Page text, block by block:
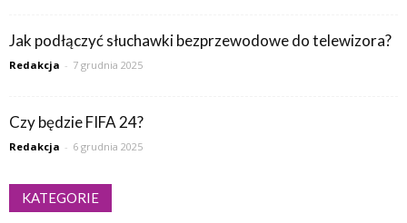
Jak podłączyć słuchawki bezprzewodowe do telewizora?
Redakcja - 7 grudnia 2025
Czy będzie FIFA 24?
Redakcja - 6 grudnia 2025
KATEGORIE